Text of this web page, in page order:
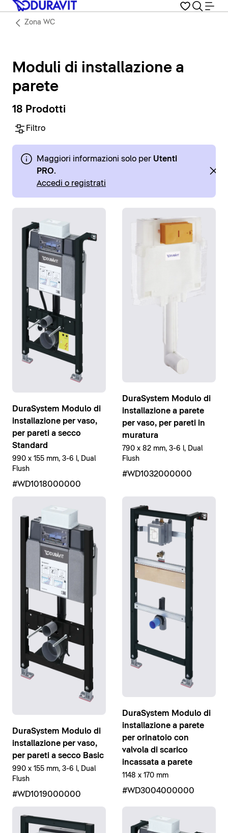
Zona WC
Moduli di installazione a
parete
18 Prodotti
Filtro
Maggiori informazioni solo per Utenti
PRO.
Accedi o registrati
DuraSystem Modulo di
installazione per vaso,
per pareti a secco
Standard
990 x 155 mm, 3-6 l, Dual
Flush
#WD1018000000
DuraSystem Modulo di
installazione a parete
per vaso, per pareti in
muratura
790 x 82 mm, 3-6 l, Dual
Flush
#WD1032000000
DuraSystem Modulo di
installazione per vaso,
per pareti a secco Basic
990 x 155 mm, 3-6 l, Dual
Flush
#WD1019000000
DuraSystem Modulo di
installazione a parete
per orinatoio con
valvola di scarico
incassata a parete
1148 x 170 mm
#WD3004000000